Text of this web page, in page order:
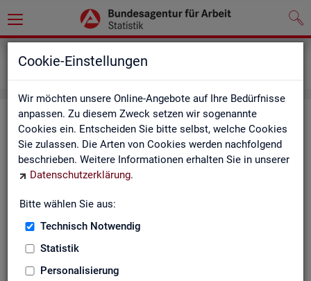
Cookie-Einstellungen
Wir möchten unsere Online-Angebote auf Ihre Bedürfnisse
anpassen. Zu diesem Zweck setzen wir sogenannte
Cookies ein. Entscheiden Sie bitte selbst, welche Cookies
Sie zulassen. Die Arten von Cookies werden nachfolgend
beschrieben. Weitere Informationen erhalten Sie in unserer
Datenschutzerklärung.
Bitte wählen Sie aus:
Technisch Notwendig
Statistik
Personalisierung
Er­klä­rung zur Bar­rie­re­frei­heit in
Leich­ter Spra­che
Die Bun­des­agen­tur für Ar­beit hat viele In­ter­net-Sei­ten.
Hier geht es um die In­ter­
net-Seite:
sta­tis­tik.ar­beits­agen­tur.de